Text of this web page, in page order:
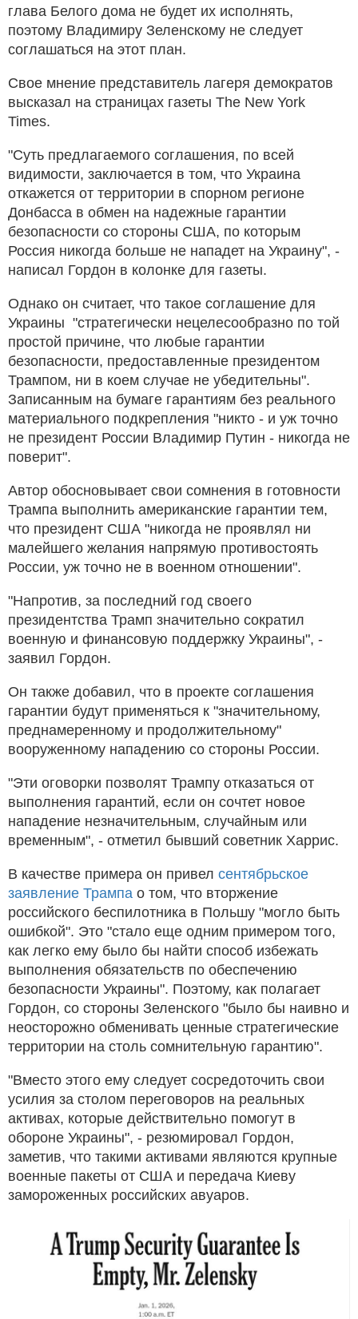
глава Белого дома не будет их исполнять,
поэтому Владимиру Зеленскому не следует
соглашаться на этот план.
Свое мнение представитель лагеря демократов
высказал на страницах газеты The New York
Times.
"Суть предлагаемого соглашения, по всей
видимости, заключается в том, что Украина
откажется от территории в спорном регионе
Донбасса в обмен на надежные гарантии
безопасности со стороны США, по которым
Россия никогда больше не нападет на Украину", -
написал Гордон в колонке для газеты.
Однако он считает, что такое соглашение для
Украины "стратегически нецелесообразно по той
простой причине, что любые гарантии
безопасности, предоставленные президентом
Трампом, ни в коем случае не убедительны".
Записанным на бумаге гарантиям без реального
материального подкрепления "никто - и уж точно
не президент России Владимир Путин - никогда не
поверит".
Автор обосновывает свои сомнения в готовности
Трампа выполнить американские гарантии тем,
что президент США "никогда не проявлял ни
малейшего желания напрямую противостоять
России, уж точно не в военном отношении".
"Напротив, за последний год своего
президентства Трамп значительно сократил
военную и финансовую поддержку Украины", -
заявил Гордон.
Он также добавил, что в проекте соглашения
гарантии будут применяться к "значительному,
преднамеренному и продолжительному"
вооруженному нападению со стороны России.
"Эти оговорки позволят Трампу отказаться от
выполнения гарантий, если он сочтет новое
нападение незначительным, случайным или
временным", - отметил бывший советник Харрис.
В качестве примера он привел сентябрьское
заявление Трампа о том, что вторжение
российского беспилотника в Польшу "могло быть
ошибкой". Это "стало еще одним примером того,
как легко ему было бы найти способ избежать
выполнения обязательств по обеспечению
безопасности Украины". Поэтому, как полагает
Гордон, со стороны Зеленского "было бы наивно и
неосторожно обменивать ценные стратегические
территории на столь сомнительную гарантию".
"Вместо этого ему следует сосредоточить свои
усилия за столом переговоров на реальных
активах, которые действительно помогут в
обороне Украины", - резюмировал Гордон,
заметив, что такими активами являются крупные
военные пакеты от США и передача Киеву
замороженных российских авуаров.